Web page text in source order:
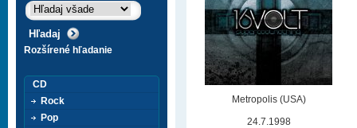
Metropolis (USA)
24.7.1998
Rozšírené hľadanie
CD
Rock
Pop